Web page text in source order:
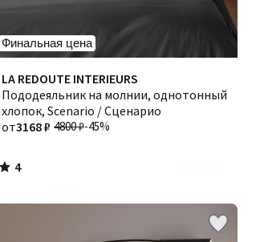
Финальная цена
LA REDOUTE INTERIEURS
Пододеяльник на молнии, однотонный
хлопок, Scenario / Сценарио
4800 ₽-45%
от3168 ₽
4
/
5
Количество
цветов:
3
4
/